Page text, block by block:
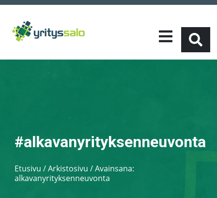
#alkavanyrityksenneuvonta
Etusivu /Arkistosivu / Avainsana:
alkavanyrityksenneuvonta